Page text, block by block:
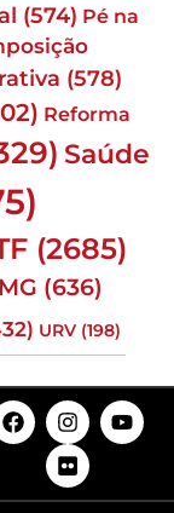
(574) Pé na
(578)
Reforma
Saúde
(2685)
(636)
URV (198)